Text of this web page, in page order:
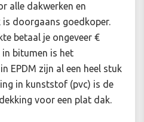
alle dakwerken en
is doorgaans goedkoper.
betaal je ongeveer €
in bitumen is het
EPDM zijn al een heel stuk
in kunststof (pvc) is de
voor een plat dak.